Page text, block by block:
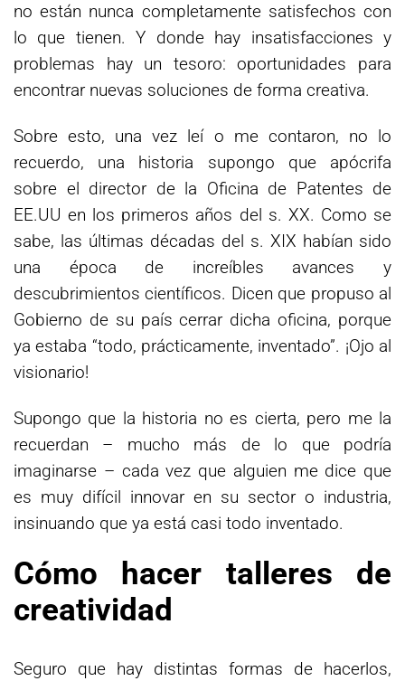
no están nunca completamente satisfechos con
lo que tienen. Y donde hay insatisfacciones y
problemas hay un tesoro: oportunidades para
encontrar nuevas soluciones de forma creativa.
Sobre esto, una vez leí o me contaron, no lo
recuerdo, una historia supongo que apócrifa
sobre el director de la Oficina de Patentes de
EE.UU en los primeros años del s. XX. Como se
sabe, las últimas décadas del s. XIX habían sido
una época de increíbles avances y
descubrimientos científicos. Dicen que propuso al
Gobierno de su país cerrar dicha oficina, porque
ya estaba “todo, prácticamente, inventado”. ¡Ojo al
visionario!
Supongo que la historia no es cierta, pero me la
recuerdan – mucho más de lo que podría
imaginarse – cada vez que alguien me dice que
es muy difícil innovar en su sector o industria,
insinuando que ya está casi todo inventado.
Cómo hacer talleres de
creatividad
Seguro que hay distintas formas de hacerlos,